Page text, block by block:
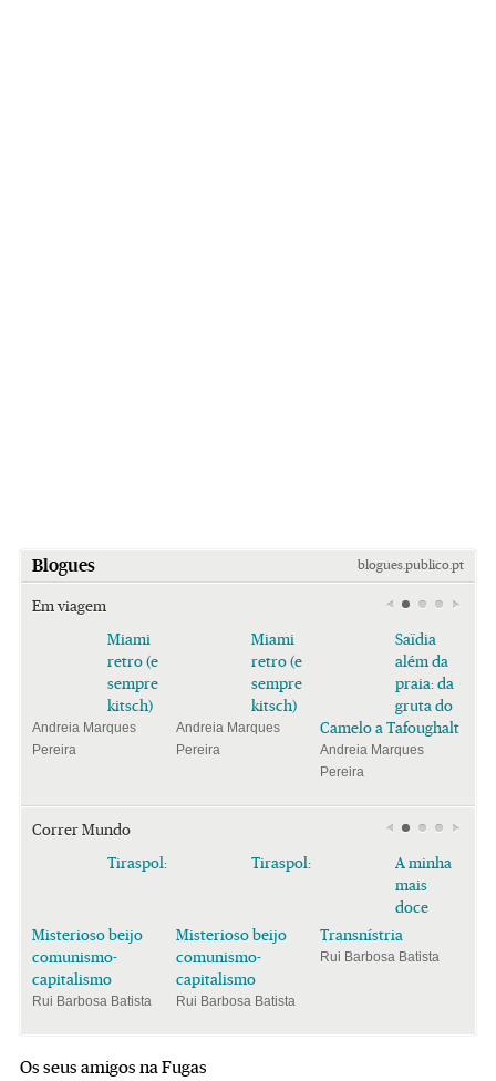
Blogues blogues.publico.pt
Em viagem
Miami
retro (e
sempre
kitsch)
Andreia Marques
Pereira
Miami
retro (e
sempre
kitsch)
Andreia Marques
Pereira
Saïdia
além da
praia: da
gruta do
Camelo a Tafoughalt
Andreia Marques
Pereira
Correr Mundo
Tiraspol:
Misterioso beijo
comunismo-
capitalismo
Rui Barbosa Batista
Tiraspol:
Misterioso beijo
comunismo-
capitalismo
Rui Barbosa Batista
A minha
mais
doce
Transnístria
Rui Barbosa Batista
Os seus amigos na Fugas